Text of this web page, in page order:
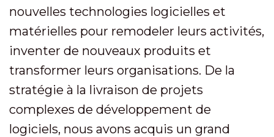
nouvelles technologies logicielles et
matérielles pour remodeler leurs activités,
inventer de nouveaux produits et
transformer leurs organisations. De la
stratégie à la livraison de projets
complexes de développement de
logiciels, nous avons acquis un grand